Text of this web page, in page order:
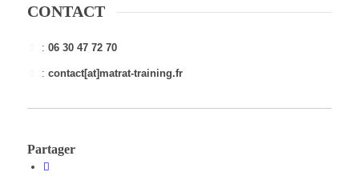
CONTACT
:06 30 47 72 70
:contact[at]matrat-training.fr
Partager